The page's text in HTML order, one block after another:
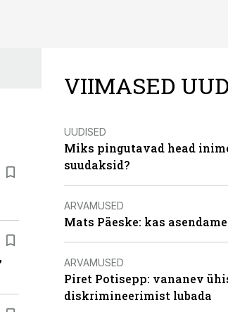
VIIMASED
UUDISED
Miks pingutavad head
suudaksid?
ARVAMUSED
Mats Päeske: kas
ARVAMUSED
Piret Potisepp: vananev
diskrimineerimist lubada